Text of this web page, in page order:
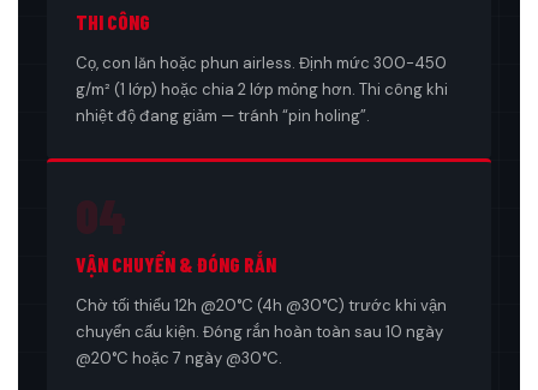
THI CÔNG
Cọ, con lăn hoặc phun airless. Định mức 300-450
g/m² (1 lớp) hoặc chia 2 lớp mỏng hơn. Thi công khi
nhiệt độ đang giảm — tránh “pin holing”.
04
VẬN CHUYỂN & ĐÓNG RẮN
Chờ tối thiểu 12h @20°C (4h @30°C) trước khi vận
chuyển cấu kiện. Đóng rắn hoàn toàn sau 10 ngày
@20°C hoặc 7 ngày @30°C.